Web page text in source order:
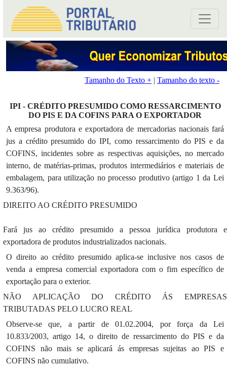
Tamanho do Texto + | Tamanho do texto -
IPI - CRÉDITO PRESUMIDO COMO RESSARCIMENTO
DO PIS E DA COFINS PARA O EXPORTADOR
A empresa produtora e exportadora de mercadorias nacionais fará
jus a crédito presumido do IPI, como ressarcimento do PIS e da
COFINS, incidentes sobre as respectivas aquisições, no mercado
interno, de matérias-primas, produtos intermediários e materiais de
embalagem, para utilização no processo produtivo (artigo 1 da Lei
9.363/96).
DIREITO AO CRÉDITO PRESUMIDO
Fará jus ao crédito presumido a pessoa jurídica produtora e
exportadora de produtos industrializados nacionais.
O direito ao crédito presumido aplica-se inclusive nos casos de
venda a empresa comercial exportadora com o fim específico de
exportação para o exterior.
NÃO APLICAÇÃO DO CRÉDITO ÁS EMPRESAS
TRIBUTADAS PELO LUCRO REAL
Observe-se que, a partir de 01.02.2004, por força da Lei
10.833/2003, artigo 14, o direito de ressarcimento do PIS e da
COFINS não mais se aplicará ás empresas sujeitas ao PIS e
COFINS não cumulativo.